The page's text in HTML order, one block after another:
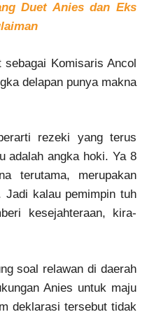
Duet Anies dan Eks
sebagai Komisaris Ancol
delapan punya makna
rezeki yang terus
adalah angka hoki. Ya 8
terutama, merupakan
Jadi kalau pemimpin tuh
kesejahteraan, kira-
soal relawan di daerah
Anies untuk maju
deklarasi tersebut tidak